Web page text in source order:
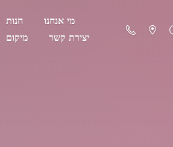
חנות
מי אנחנו
מיקום
יצירת קשר